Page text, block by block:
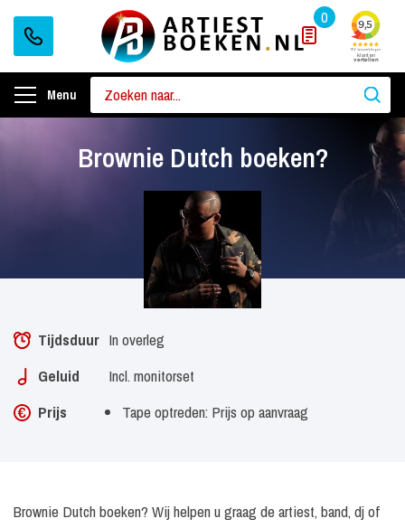
0
Menu
Brownie Dutch boeken?
Tijdsduur In overleg
Geluid
Incl. monitorset
Prijs
Tape optreden: Prijs op aanvraag
Brownie Dutch boeken? Wij helpen u graag de artiest, band, dj of